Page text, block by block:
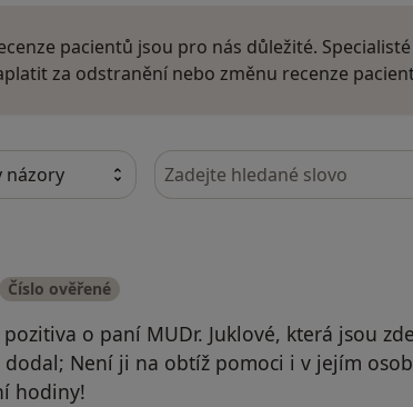
pacientů jsou pro nás důležité.
za odstranění nebo změnu recenze
Hledejte v názorech
Číslo ověřené
pozitiva o paní MUDr. Juklové, která jsou
dodal; Není ji na obtíž pomoci i v jejím
hodiny!